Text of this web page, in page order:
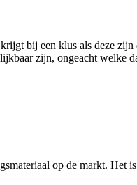
bij een klus als deze
zijn, ongeacht welke
op de markt. Het